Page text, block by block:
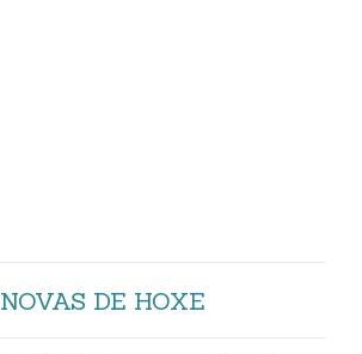
NOVAS DE HOXE